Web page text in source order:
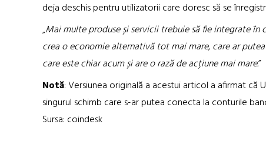
deja deschis pentru utilizatorii care doresc să se
„Mai multe produse și servicii trebuie să fie integrate în
crea o economie alternativă tot mai mare, care ar
care este chiar acum și are o rază de acțiune mai mare.”
Notă: Versiunea originală a acestui articol a afirmat că
singurul schimb care s-ar putea conecta la conturile
Sursa: coindesk